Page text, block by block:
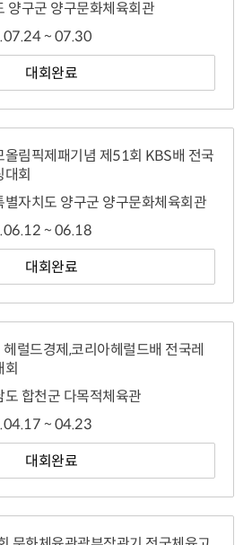
양구군 양구문화체육회관
~ 07.30
대회완료
올림픽제패기념 제51회 KBS배 전국
회
별자치도 양구군 양구문화체육회관
~ 06.18
대회완료
럴드경제,코리아헤럴드배 전국레
도 합천군 다목적체육관
~ 04.23
대회완료